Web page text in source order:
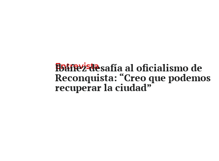
Entrevista
Ibáñez desafía al oficialismo de
Reconquista: “Creo que podemos
recuperar la ciudad”